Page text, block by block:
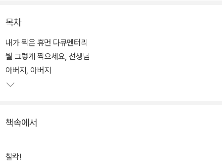
우리네 이웃 같은, 평범한 사람들의 희노애락을 있는 그대로 담아 낸
'다큐멘터리'는 곧 우리 시대의 역사이기도 하다. 한때 우리나라의 부
끄러운 모습만 찍는다고 정부의 탄압을 받기도 했다는 것이 그 증거.
가난하고 소박한 사람들, 보잘 것 없고 천대받는 사람들, 그리고 그들
게 만드는 사진들은 때론 슬프게 느껴지지만, 그 슬픔은 다시 감동이
목차
내가 찍은 휴먼 다큐멘터리
뭘 그렇게 찍으세요, 선생님
아버지, 아버지
책속에서
찰칵!